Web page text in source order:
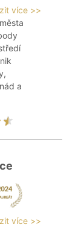
více >>
a
více >>